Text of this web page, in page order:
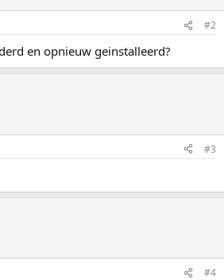
#2
en opnieuw geinstalleerd?
#3
#4